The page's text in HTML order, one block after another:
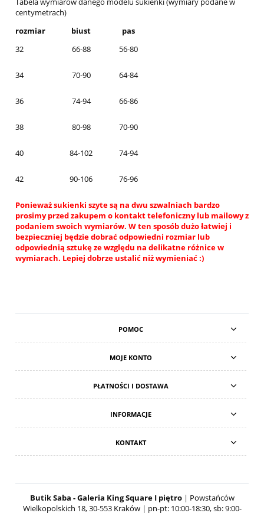
centymetrach)
rozmiar
biust
pas
32
66-88 56-80
34 70-90 64-84
36 74-94 66-86
38 80-98 70-90
40 84-102 74-94
42 90-106 76-96
Ponieważ sukienki szyte są na dwu szwalniach bardzo
prosimy przed zakupem o kontakt telefoniczny lub mailowy z
podaniem swoich wymiarów. W ten sposób dużo łatwiej i
bezpieczniej będzie dobrać odpowiedni rozmiar lub
odpowiednią sztukę ze względu na delikatne różnice w
wymiarach. Lepiej dobrze ustalić niż wymieniać :)
POMOC
MOJE KONTO
PŁATNOŚCI I DOSTAWA
INFORMACJE
KONTAKT
Butik Saba - Galeria King Square I piętro| Powstańców
Wielkopolskich 18, 30-553 Kraków | pn-pt: 10:00-18:30, sb: 9:00-